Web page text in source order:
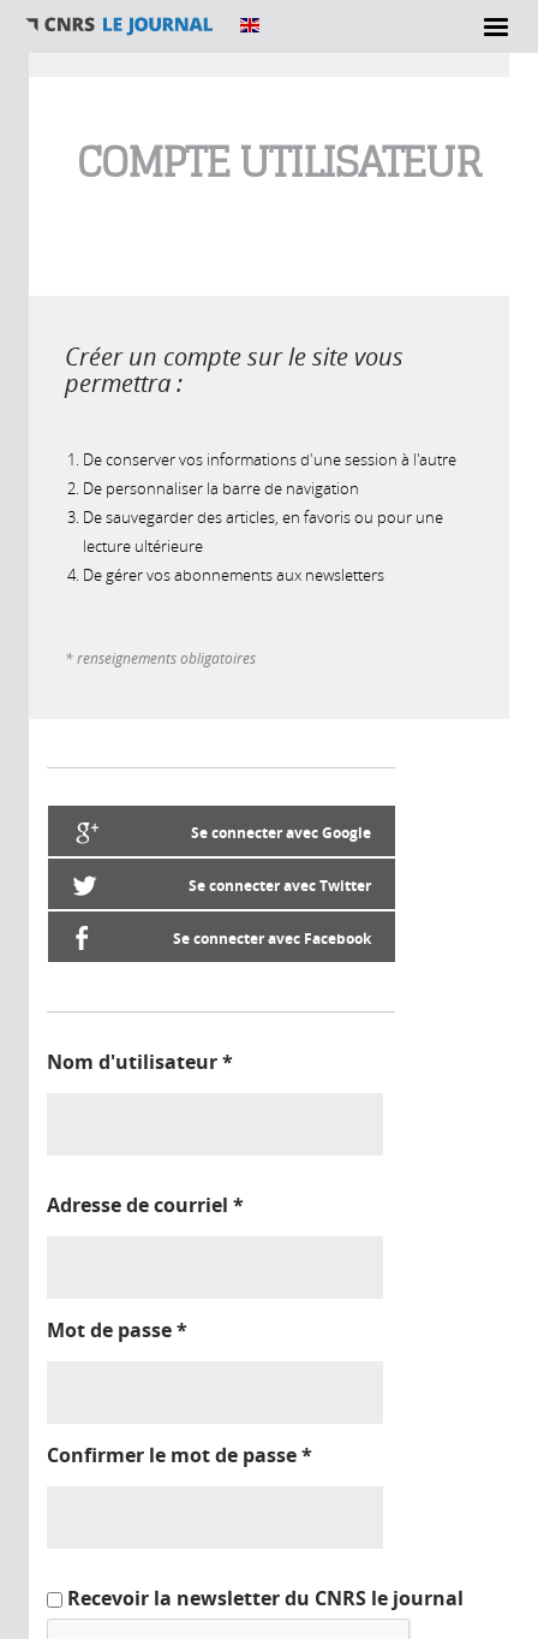
COMPTE UTILISATEUR
Créer un compte sur le site vous
permettra :
De conserver vos informations d'une session à l'autre
De personnaliser la barre de navigation
De sauvegarder des articles, en favoris ou pour une
lecture ultérieure
De gérer vos abonnements aux newsletters
* renseignements obligatoires
Se connecter avec Google
Se connecter avec Twitter
Se connecter avec Facebook
Nom d'utilisateur*
Adresse de courriel *
Mot de passe*
Confirmer le mot de passe*
Recevoir la newsletter du CNRS le journal